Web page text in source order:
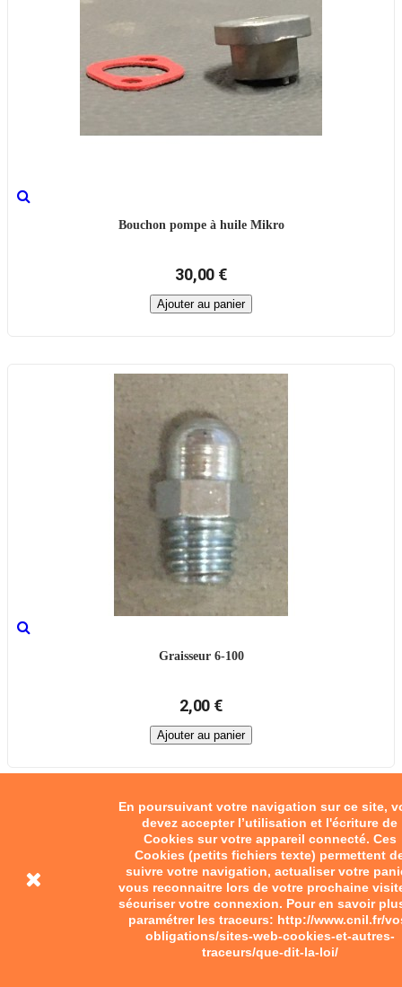
En poursuivant votre navigation sur ce site,
devez accepter l’utilisation et l'écriture de
Cookies sur votre appareil connecté. Ces
Cookies (petits fichiers texte) permettent
suivre votre navigation, actualiser votre
vous reconnaitre lors de votre prochaine
sécuriser votre connexion. Pour en savoir
paramétrer les traceurs: http://www.cnil.fr/
obligations/sites-web-cookies-et-autres-
traceurs/que-dit-la-loi/
Bouchon pompe à huile Mikro
30,00 €
Ajouter au panier
Graisseur 6-100
2,00 €
Ajouter au panier